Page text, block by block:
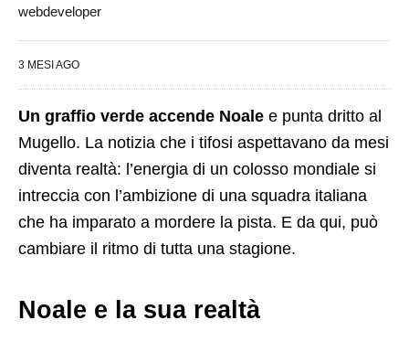
webdeveloper
3 MESI AGO
Un graffio verde accende Noale e punta dritto al
Mugello. La notizia che i tifosi aspettavano da mesi
diventa realtà: l’energia di un colosso mondiale si
intreccia con l’ambizione di una squadra italiana
che ha imparato a mordere la pista. E da qui, può
cambiare il ritmo di tutta una stagione.
Noale e la sua realtà